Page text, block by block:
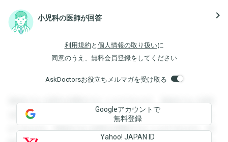
小児科の医師が回答 navigate_next
利用規約 と 個人情報の取り扱いに
同意のうえ、無料会員登録をしてください
AskDoctorsお役立ちメルマガを受け取る
登録すると回答を閲覧することができます。登録すると回答
を閲覧することができます。登録すると回答を閲覧すること
ができます。登録すると回答を閲覧することができます。登
Googleアカウントで
無料登録
Yahoo! JAPAN ID